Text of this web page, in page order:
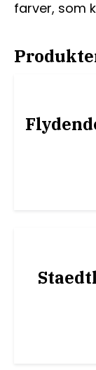
farver, som